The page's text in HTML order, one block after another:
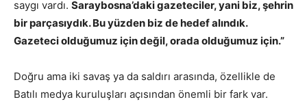
saygı vardı. Saraybosna’daki gazeteciler, yani biz, şehrin
bir parçasıydık. Bu yüzden biz de hedef alındık.
Gazeteci olduğumuz için değil, orada olduğumuz için.”
Doğru ama iki savaş ya da saldırı arasında, özellikle de
Batılı medya kuruluşları açısından önemli bir fark var.